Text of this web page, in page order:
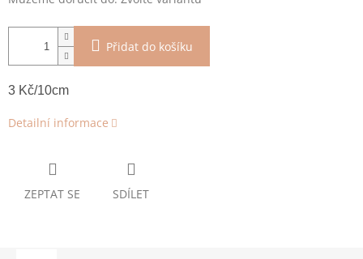
Přidat do košíku
3 Kč/10cm
Detailní informace
ZEPTAT SE SDÍLET